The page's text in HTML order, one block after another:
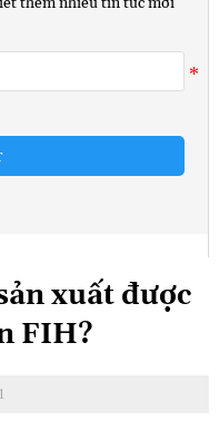
xuất được
FIH?